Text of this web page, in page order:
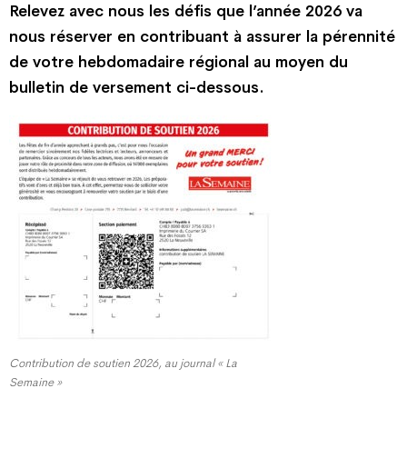
Relevez avec nous les défis que l’année 2026 va
nous réserver en contribuant à assurer la pérennité
de votre hebdomadaire régional au moyen du
bulletin de versement ci-dessous.
Contribution de soutien 2026, au journal « La
Semaine »